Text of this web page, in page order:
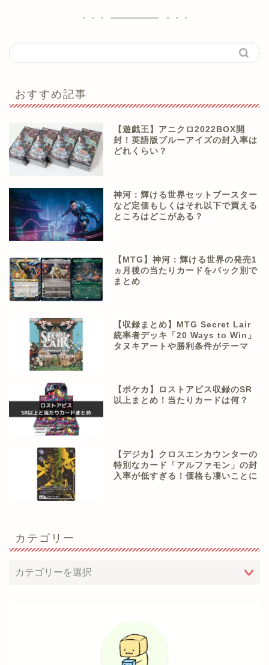
おすすめ記事
【遊戯王】アニクロ2022BOX開
封！英語版ブルーアイズの封入率は
どれくらい？
神河：輝ける世界セットブースター
など定価もしくはそれ以下で買える
ところはどこがある？
【MTG】神河：輝ける世界の発売1
ヵ月後の当たりカードをパック別で
まとめ
【収録まとめ】MTG Secret Lair
統率者デッキ「20 Ways to Win」
タヌキアートや勝利条件がテーマ
【ポケカ】ロストアビス収録のSR
以上まとめ！当たりカードは何？
【デジカ】クロスエンカウンターの
特別なカード「アルファモン」の封
入率が低すぎる！価格も凄いことに
カテゴリー